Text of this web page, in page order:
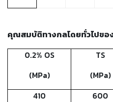
คอ
ลล์
(FCW)
เชื่อม
คุณสมบัติทางกลโดยทั่วไปของ
0.2% OS
(MPa)
TS
(MPa)
410
600